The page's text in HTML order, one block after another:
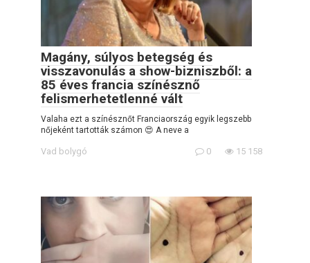
Magány, súlyos betegség és
visszavonulás a show-bizniszből: a
85 éves francia színésznő
felismerhetetlenné vált
Valaha ezt a színésznőt Franciaország egyik legszebb
nőjeként tartották számon 😍 A neve a
Vad bolygó 0 15 158